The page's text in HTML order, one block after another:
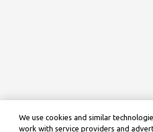
We use cookies and similar
work with service providers and